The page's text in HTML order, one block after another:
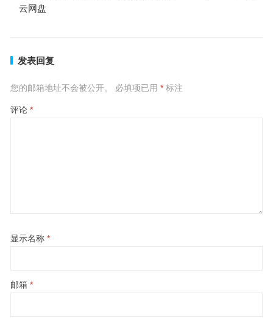
云网盘
发表回复
您的邮箱地址不会被公开。 必填项已用 *标注
评论 *
显示名称 *
邮箱 *